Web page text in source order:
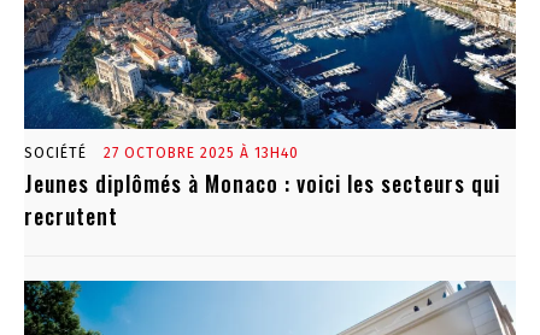
SOCIÉTÉ 27 OCTOBRE 2025 À 13H40
Jeunes diplômés à Monaco : voici les secteurs qui
recrutent